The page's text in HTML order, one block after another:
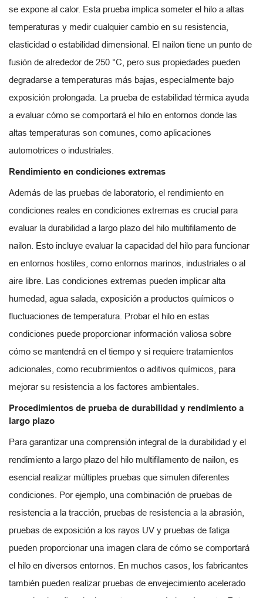
se expone al calor. Esta prueba implica someter el hilo a altas
temperaturas y medir cualquier cambio en su resistencia,
elasticidad o estabilidad dimensional. El nailon tiene un punto de
fusión de alrededor de 250 °C, pero sus propiedades pueden
degradarse a temperaturas más bajas, especialmente bajo
exposición prolongada. La prueba de estabilidad térmica ayuda
a evaluar cómo se comportará el hilo en entornos donde las
altas temperaturas son comunes, como aplicaciones
automotrices o industriales.
Rendimiento en condiciones extremas
Además de las pruebas de laboratorio, el rendimiento en
condiciones reales en condiciones extremas es crucial para
evaluar la durabilidad a largo plazo del hilo multifilamento de
nailon. Esto incluye evaluar la capacidad del hilo para funcionar
en entornos hostiles, como entornos marinos, industriales o al
aire libre. Las condiciones extremas pueden implicar alta
humedad, agua salada, exposición a productos químicos o
fluctuaciones de temperatura. Probar el hilo en estas
condiciones puede proporcionar información valiosa sobre
cómo se mantendrá en el tiempo y si requiere tratamientos
adicionales, como recubrimientos o aditivos químicos, para
mejorar su resistencia a los factores ambientales.
Procedimientos de prueba de durabilidad y rendimiento a
largo plazo
Para garantizar una comprensión integral de la durabilidad y el
rendimiento a largo plazo del hilo multifilamento de nailon, es
esencial realizar múltiples pruebas que simulen diferentes
condiciones. Por ejemplo, una combinación de pruebas de
resistencia a la tracción, pruebas de resistencia a la abrasión,
pruebas de exposición a los rayos UV y pruebas de fatiga
pueden proporcionar una imagen clara de cómo se comportará
el hilo en diversos entornos. En muchos casos, los fabricantes
también pueden realizar pruebas de envejecimiento acelerado